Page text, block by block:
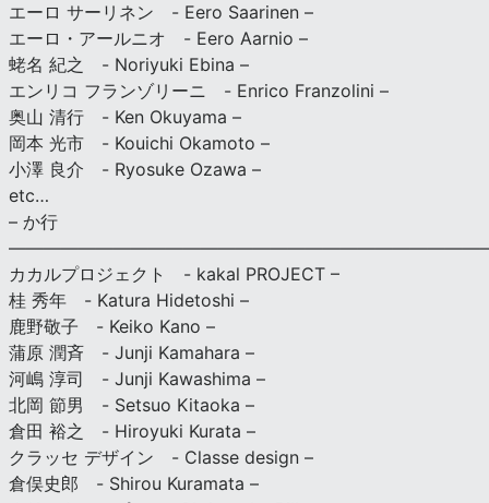
エーロ サーリネン - Eero Saarinen –
エーロ・アールニオ - Eero Aarnio –
蛯名 紀之 - Noriyuki Ebina –
エンリコ フランゾリーニ - Enrico Franzolini –
奥山 清行 - Ken Okuyama –
岡本 光市 - Kouichi Okamoto –
小澤 良介 - Ryosuke Ozawa –
etc…
– か行
カカルプロジェクト - kakal PROJECT –
桂 秀年 - Katura Hidetoshi –
鹿野敬子 - Keiko Kano –
蒲原 潤斉 - Junji Kamahara –
河嶋 淳司 - Junji Kawashima –
北岡 節男 - Setsuo Kitaoka –
倉田 裕之 - Hiroyuki Kurata –
クラッセ デザイン - Classe design –
倉俣史郎 - Shirou Kuramata –